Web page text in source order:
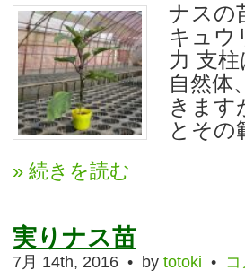
ナスの
キュウ
力 支
自然体
きます
とそ
» 続きを読む
実りナス苗
7月 14th, 2016 • by totoki • コ